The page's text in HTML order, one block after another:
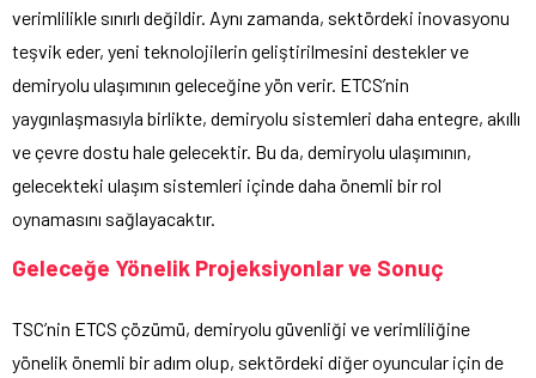
verimlilikle sınırlı değildir. Aynı zamanda, sektördeki inovasyonu
teşvik eder, yeni teknolojilerin geliştirilmesini destekler ve
demiryolu ulaşımının geleceğine yön verir. ETCS’nin
yaygınlaşmasıyla birlikte, demiryolu sistemleri daha entegre, akıllı
ve çevre dostu hale gelecektir. Bu da, demiryolu ulaşımının,
gelecekteki ulaşım sistemleri içinde daha önemli bir rol
oynamasını sağlayacaktır.
Geleceğe Yönelik Projeksiyonlar ve Sonuç
TSC’nin ETCS çözümü, demiryolu güvenliği ve verimliliğine
yönelik önemli bir adım olup, sektördeki diğer oyuncular için de